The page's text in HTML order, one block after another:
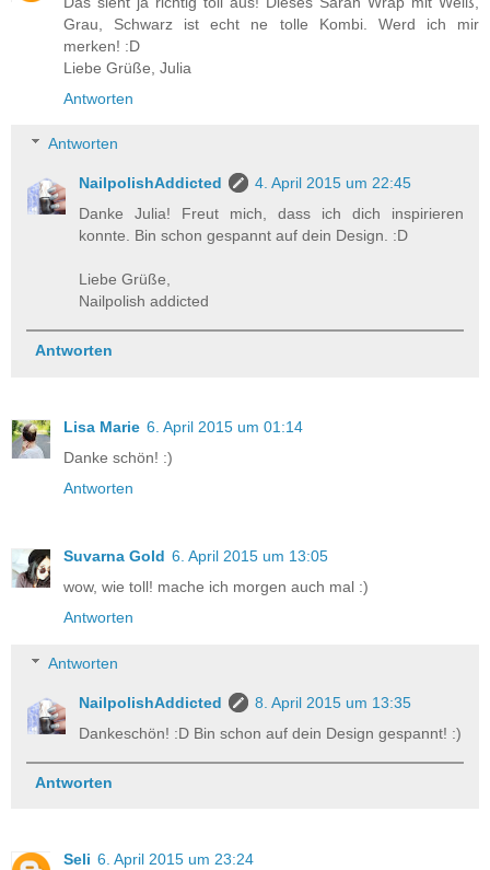
Grau, Schwarz ist echt ne tolle Kombi. Werd ich mir
merken! :D
Liebe Grüße, Julia
Antworten
Antworten
NailpolishAddicted
4. April 2015 um 22:45
Danke Julia! Freut mich, dass ich dich inspirieren
konnte. Bin schon gespannt auf dein Design. :D
Liebe Grüße,
Nailpolish addicted
Antworten
Lisa Marie 6. April 2015 um 01:14
Danke schön! :)
Antworten
Suvarna Gold 6. April 2015 um 13:05
wow, wie toll! mache ich morgen auch mal :)
Antworten
Antworten
NailpolishAddicted
8. April 2015 um 13:35
Dankeschön! :D Bin schon auf dein Design gespannt! :)
Antworten
Seli 6. April 2015 um 23:24